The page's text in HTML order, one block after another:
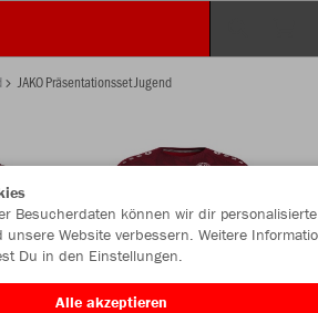
JAKO Präsentationsset Jugend
Besucherdaten können wir dir personalisierte
unsere Website verbessern. Weitere
Du in den Einstellungen.
Alle akzeptieren